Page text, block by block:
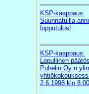
KSP-kaappaus:
Suunnatuilla
lopputulos!
KSP-kaappaus:
Lopullinen
Puhelin Oy:n
2.6.1998 klo